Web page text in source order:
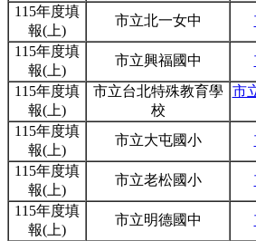
115年度填
報(上)
市立北一女中
115年度填
報(上)
市立興福國中
115年度填
報(上)
市立台北特殊教育學
校
市
115年度填
報(上)
市立大屯國小
115年度填
報(上)
市立老松國小
115年度填
報(上)
市立明德國中